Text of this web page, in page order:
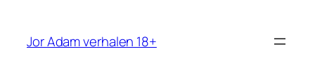
Jor Adam verhalen 18+